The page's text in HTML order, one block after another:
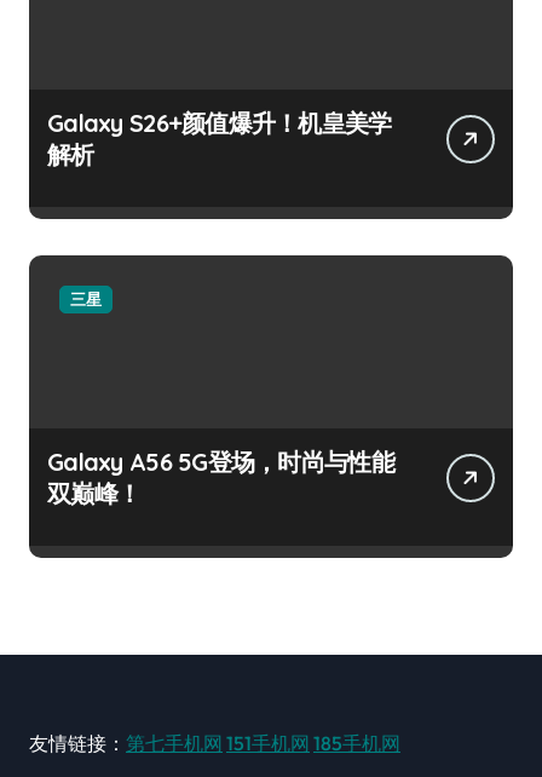
Galaxy S26+颜值爆升！机皇美学
解析
三星
Galaxy A56 5G登场，时尚与性能
双巅峰！
友情链接： 第七手机网 151手机网 185手机网